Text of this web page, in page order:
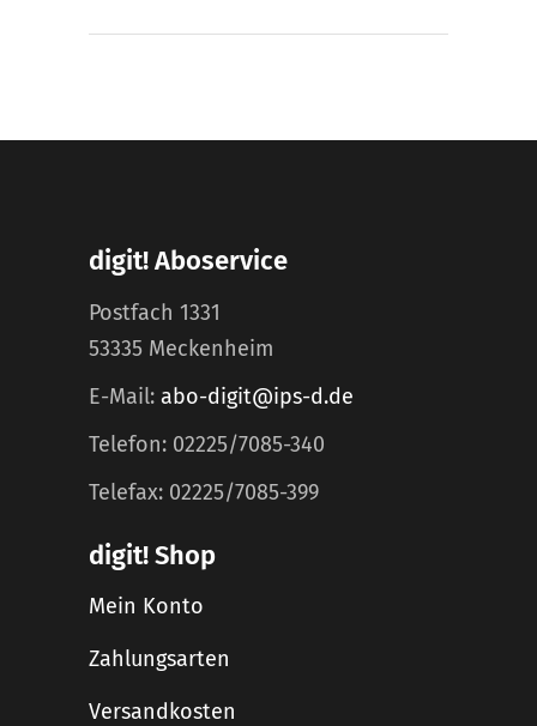
digit! Aboservice
Postfach 1331
53335 Meckenheim
E-Mail: abo-digit@ips-d.de
Telefon: 02225/7085-340
Telefax: 02225/7085-399
digit! Shop
Mein Konto
Zahlungsarten
Versandkosten